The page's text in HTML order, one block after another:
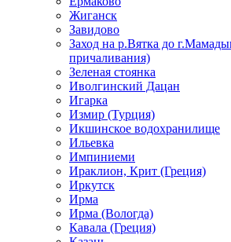
Жиганск
Завидово
Заход на р.Вятка до
причаливания)
Зеленая стоянка
Иволгинский Дацан
Игарка
Измир (Турция)
Икшинское водохранилище
Ильевка
Импиниеми
Ираклион, Крит (Греция)
Иркутск
Ирма
Ирма (Вологда)
Кавала (Греция)